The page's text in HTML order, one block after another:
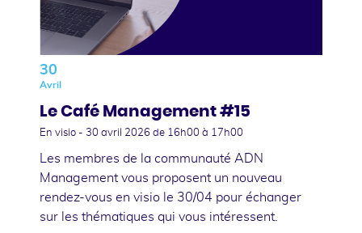
30
Avril
Le Café Management #15
En visio - 30 avril 2026 de 16h00 à 17h00
Les membres de la communauté ADN
Management vous proposent un nouveau
rendez-vous en visio le 30/04 pour échanger
sur les thématiques qui vous intéressent.